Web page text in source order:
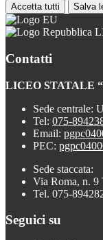
Accetta tutti Salva
Contatti
LICEO STATALE
Sede centrale:
Tel: 075-
Email:
PEC:
Sede staccata:
Via Roma, n. 9
Tel. 075-
Seguici su